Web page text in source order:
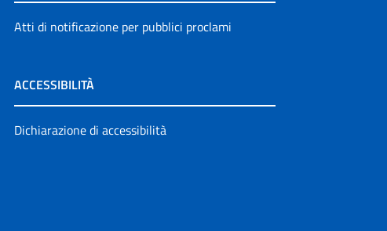
Atti di notificazione per pubblici proclami
ACCESSIBILITÀ
Dichiarazione di accessibilità